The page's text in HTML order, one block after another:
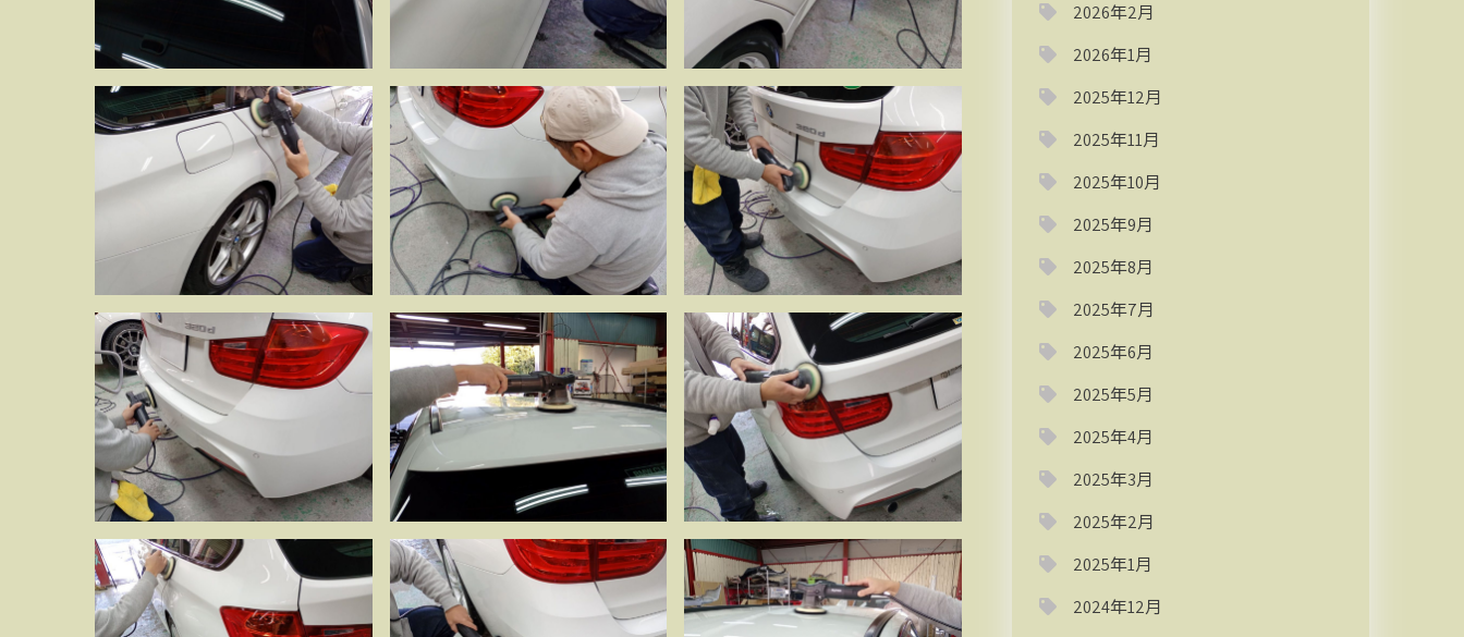
2026年2月
2026年1月
2025年12月
2025年11月
2025年10月
2025年9月
2025年8月
2025年7月
2025年6月
2025年5月
2025年4月
2025年3月
2025年2月
2025年1月
2024年12月